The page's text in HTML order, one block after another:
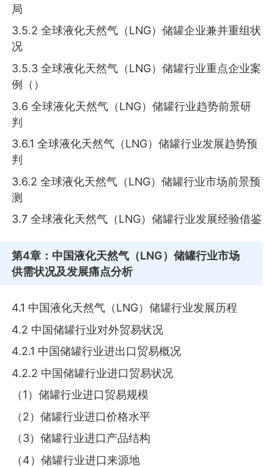
局
3.5.2 全球液化天然气（LNG）储罐企业兼并重组状
况
3.5.3 全球液化天然气（LNG）储罐行业重点企业案
例（）
3.6 全球液化天然气（LNG）储罐行业趋势前景研
判
3.6.1 全球液化天然气（LNG）储罐行业发展趋势预
判
3.6.2 全球液化天然气（LNG）储罐行业市场前景预
测
3.7 全球液化天然气（LNG）储罐行业发展经验借鉴
第4章 ：中国液化天然气（LNG）储罐行业市场
供需状况及发展痛点分析
4.1 中国液化天然气（LNG）储罐行业发展历程
4.2 中国储罐行业对外贸易状况
4.2.1 中国储罐行业进出口贸易概况
4.2.2 中国储罐行业进口贸易状况
（1）储罐行业进口贸易规模
（2）储罐行业进口价格水平
（3）储罐行业进口产品结构
（4）储罐行业进口来源地